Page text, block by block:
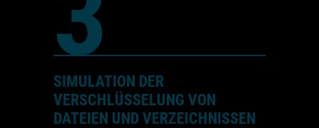
SIMULATION DER
VERSCHLÜSSELUNG VON
DATEIEN UND VERZEICHNISSEN